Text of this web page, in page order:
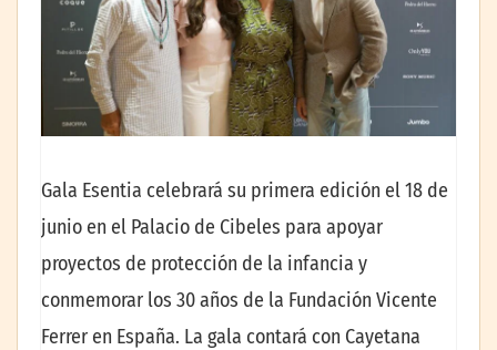
Gala Esentia celebrará su primera edición el 18 de
junio en el Palacio de Cibeles para apoyar
proyectos de protección de la infancia y
conmemorar los 30 años de la Fundación Vicente
Ferrer en España. La gala contará con Cayetana